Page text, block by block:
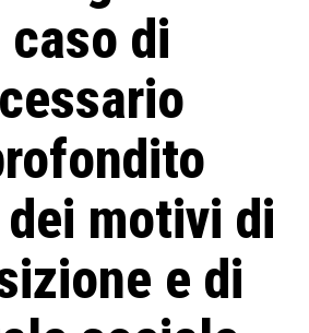
caso di
dei motivi di
e di